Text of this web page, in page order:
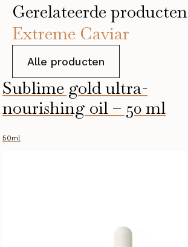
Gerelateerde producten
Extreme Caviar
Alle producten
Sublime gold ultra-
nourishing oil – 50 ml
50ml